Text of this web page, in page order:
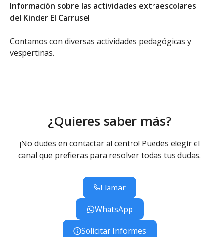
Información sobre las actividades extraescolares
del Kinder El Carrusel
Contamos con diversas actividades pedagógicas y
vespertinas.
¿Quieres saber más?
¡No dudes en contactar al centro! Puedes elegir el
canal que prefieras para resolver todas tus dudas.
Llamar
WhatsApp
Solicitar Informes